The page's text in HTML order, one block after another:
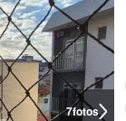
7fotos